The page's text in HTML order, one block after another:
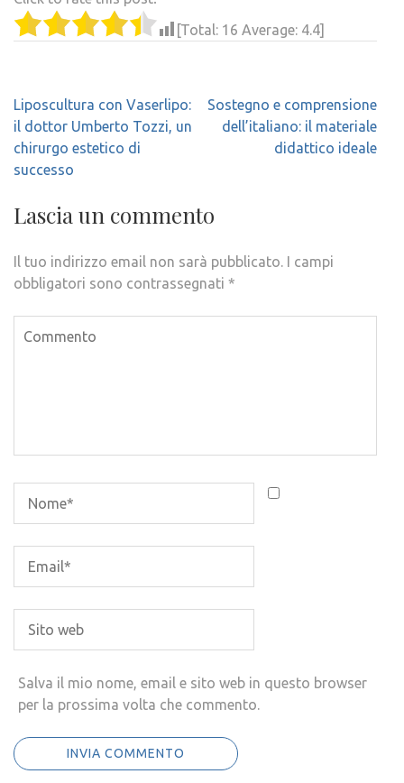
[Total: 16 Average: 4.4]
Navigazione
articoli
Liposcultura con Vaserlipo:
il dottor Umberto Tozzi, un
chirurgo estetico di
successo
Sostegno e comprensione
dell’italiano: il materiale
didattico ideale
Lascia un commento
Il tuo indirizzo email non sarà pubblicato. I campi
obbligatori sono contrassegnati *
Salva il mio nome, email e sito web in questo browser
per la prossima volta che commento.